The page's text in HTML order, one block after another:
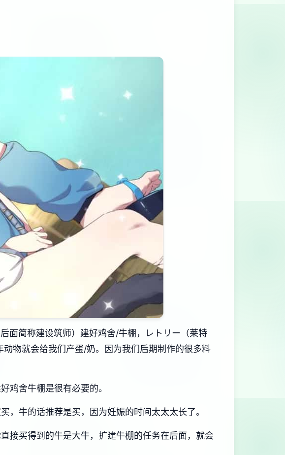
面简称建设筑师）建好鸡舍/牛棚，レトリー（莱特
物就会给我们产蛋/奶。因为我们后期制作的很多料
鸡舍牛棚是很有必要的。
，牛的话推荐是买，因为妊娠的时间太太太长了。
接买得到的牛是大牛，扩建牛棚的任务在后面，就会